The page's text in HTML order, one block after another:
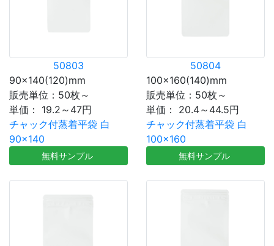
50803
90×140(120)mm
販売単位：50枚～
単価：
19.2～47円
チャック付蒸着平袋 白
90×140
無料サンプル
50804
100×160(140)mm
販売単位：50枚～
単価：
20.4～44.5円
チャック付蒸着平袋 白
100×160
無料サンプル